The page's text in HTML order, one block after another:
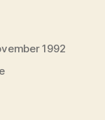
1992
zu